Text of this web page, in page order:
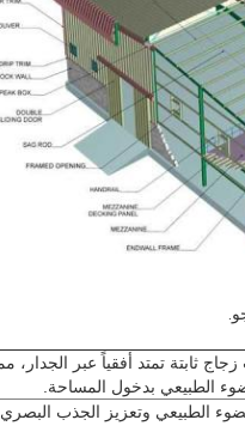
ثابتة تمتد أفقياً عبر الجدار،
الطبيعي بدخول المساحة.
الطبيعي وتعزيز الجذب البصري